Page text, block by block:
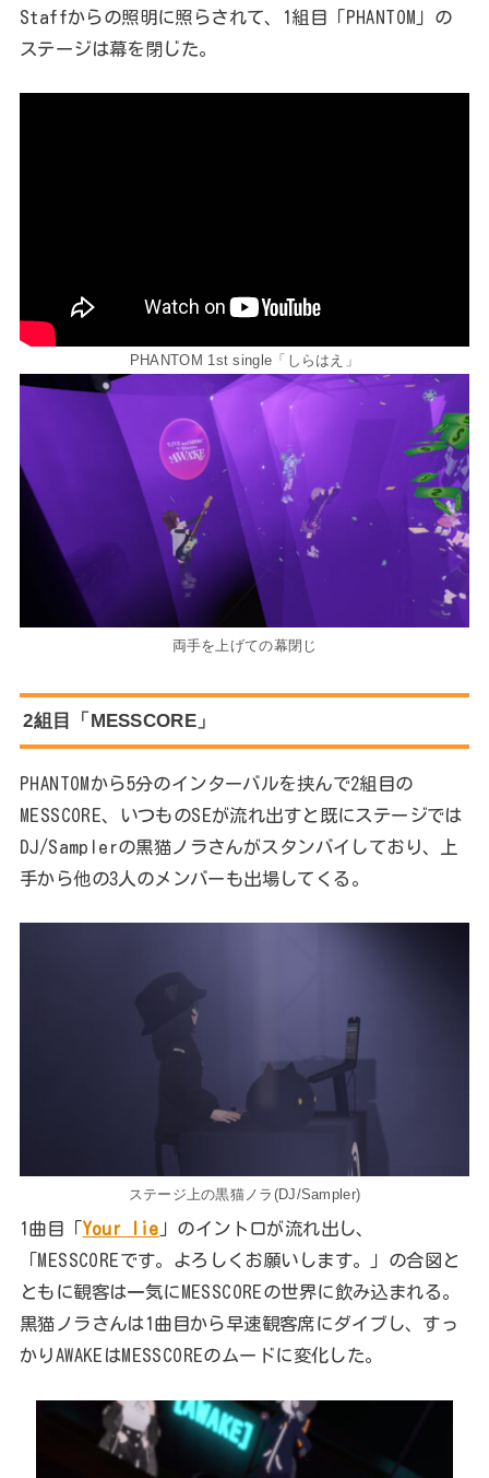
Staffからの照明に照らされて、1組目「PHANTOM」の
ステージは幕を閉じた。
PHANTOM 1st single「しらはえ」
両手を上げての幕閉じ
2組目「MESSCORE」
PHANTOMから5分のインターバルを挟んで2組目の
MESSCORE、いつものSEが流れ出すと既にステージでは
DJ/Samplerの黒猫ノラさんがスタンバイしており、上
手から他の3人のメンバーも出場してくる。
ステージ上の黒猫ノラ(DJ/Sampler)
1曲目「Your lie 」のイントロが流れ出し、
「MESSCOREです。よろしくお願いします。」の合図と
ともに観客は一気にMESSCOREの世界に飲み込まれる。
黒猫ノラさんは1曲目から早速観客席にダイブし、すっ
かりAWAKEはMESSCOREのムードに変化した。